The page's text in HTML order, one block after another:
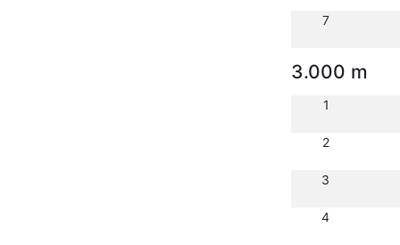
7
3.000 m
1
2
3
4